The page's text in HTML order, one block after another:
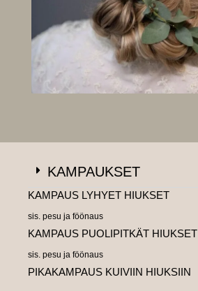
KAMPAUKSET
KAMPAUS LYHYET HIUKSET
sis. pesu ja föönaus
KAMPAUS PUOLIPITKÄT HIUKSET
sis. pesu ja föönaus
PIKAKAMPAUS KUIVIIN HIUKSIIN